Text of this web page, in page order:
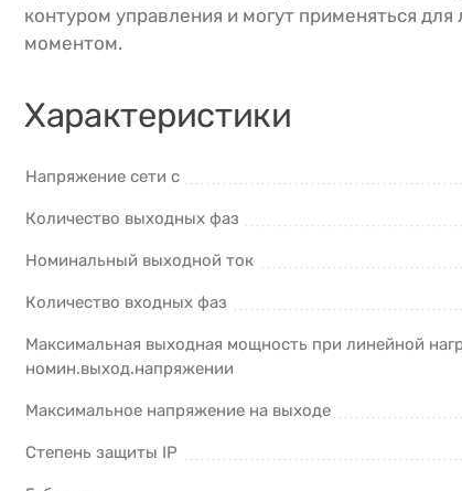
контуром управления и могут применяться
моментом.
Характеристики
Напряжение сети с
Количество выходных фаз
Номинальный выходной ток
Количество входных фаз
Максимальная выходная мощность при линейной
номин.выход.напряжении
Максимальное напряжение на выходе
Степень защиты IP